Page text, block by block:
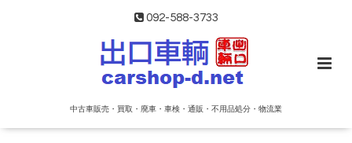
092-588-3733
中古車販売・買取・廃車・車検・通販・不用品処分・物流業